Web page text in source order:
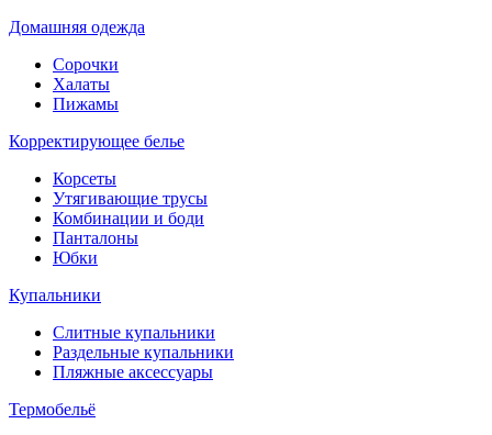
Домашняя одежда
Сорочки
Халаты
Пижамы
Корректирующее белье
Корсеты
Утягивающие трусы
Комбинации и боди
Панталоны
Юбки
Купальники
Слитные купальники
Раздельные купальники
Пляжные аксессуары
Термобельё